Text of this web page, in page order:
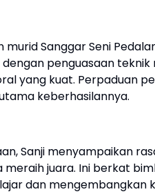
murid Sanggar Seni
penguasaan
yang kuat. Perpaduan
keberhasilannya.
Sanji menyampaikan
juara. Ini berkat
dan mengembangkan